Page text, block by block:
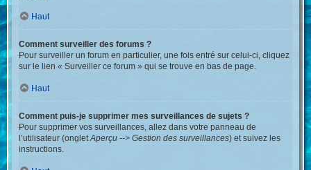
Haut
Comment surveiller des forums ?
Pour surveiller un forum en particulier, une fois entré sur celui-ci, cliquez
sur le lien « Surveiller ce forum » qui se trouve en bas de page.
Haut
Comment puis-je supprimer mes surveillances de sujets ?
Pour supprimer vos surveillances, allez dans votre panneau de
l’utilisateur (ongletAperçu --> Gestion des surveillances) et suivez les
instructions.